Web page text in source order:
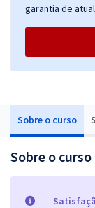
Sobre o curso
Sobre o curso
garantia de